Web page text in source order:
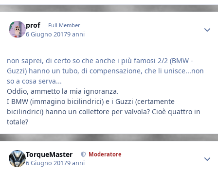
prof Full Member
6 Giugno 20179 anni
non saprei, di certo so che anche i più famosi 2/2 (BMW -
Guzzi) hanno un tubo, di compensazione, che li unisce...non
so a cosa serva...
Oddio, ammetto la mia ignoranza.
I BMW (immagino bicilindrici) e i Guzzi (certamente
bicilindrici) hanno un collettore per valvola? Cioè quattro in
totale?
TorqueMaster Moderatore
6 Giugno 20179 anni